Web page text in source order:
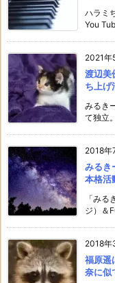
ハラミ
You
2021年
渡辺美
ち上げ
みるき
て独立
2018年
みるき
本格活
「み
ジ）＆
2018年
福原遥
奈に似